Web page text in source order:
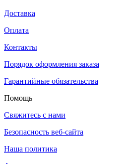
Доставка
Оплата
Контакты
Порядок оформления заказа
Гарантийные обязательства
Помощь
Свяжитесь с нами
Безопасность веб-сайта
Наша политика